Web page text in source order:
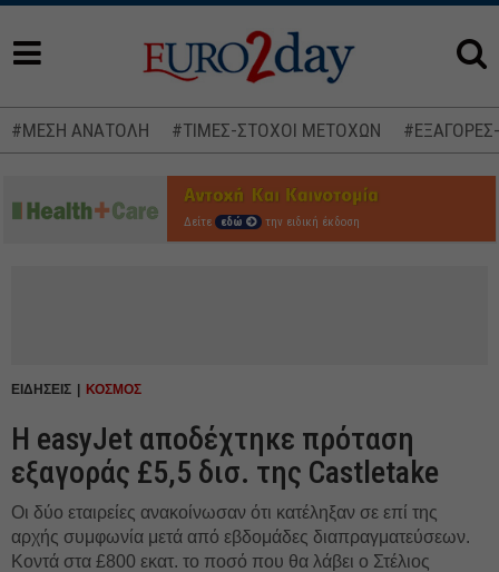
#ΜΕΣΗ ΑΝΑΤΟΛΗ #ΤΙΜΕΣ-ΣΤΟΧΟΙ ΜΕΤΟΧΩΝ
Δείτε εδώ την ειδική έκδοση
ΕΙΔΗΣΕΙΣ ΚΟΣΜΟΣ
Η easyJet αποδέχτηκε πρόταση
εξαγοράς £5,5 δισ. της Castletake
Οι δύο εταιρείες ανακοίνωσαν ότι κατέληξαν σε επί της
αρχής συμφωνία μετά από εβδομάδες διαπραγματεύσεων.
Κοντά στα £800 εκατ. το ποσό που θα λάβει ο Στέλιος